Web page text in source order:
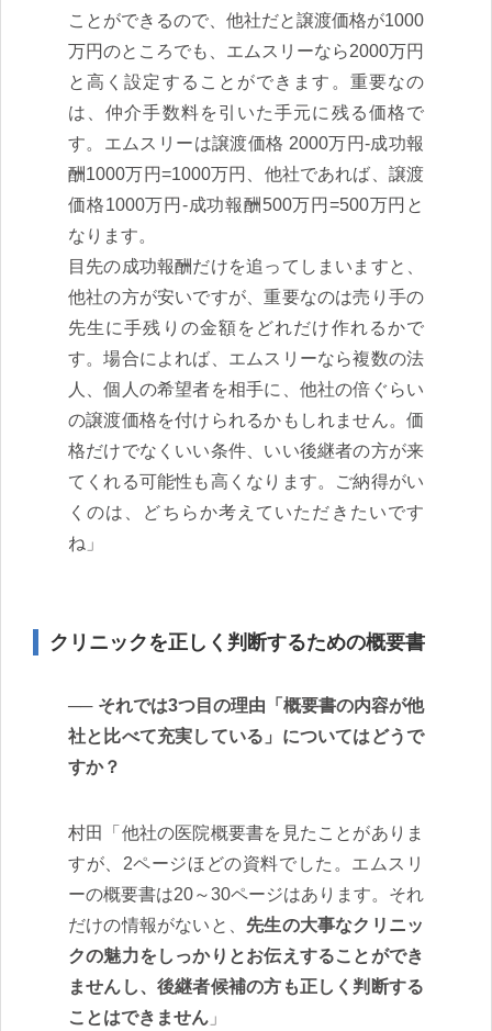
ことができるので、他社だと譲渡価格が1000
万円のところでも、エムスリーなら2000万円
と高く設定することができます。重要なの
は、仲介手数料を引いた手元に残る価格で
す。エムスリーは譲渡価格 2000万円-成功報
酬1000万円=1000万円、他社であれば、譲渡
価格1000万円-成功報酬500万円=500万円と
なります。
目先の成功報酬だけを追ってしまいますと、
他社の方が安いですが、重要なのは売り手の
先生に手残りの金額をどれだけ作れるかで
す。場合によれば、エムスリーなら複数の法
人、個人の希望者を相手に、他社の倍ぐらい
の譲渡価格を付けられるかもしれません。価
格だけでなくいい条件、いい後継者の方が来
てくれる可能性も高くなります。ご納得がい
くのは、どちらか考えていただきたいです
ね」
クリニックを正しく判断するための概要書
それでは3つ目の理由「概要書の内容が他
社と比べて充実している」についてはどうで
すか？
村田「他社の医院概要書を見たことがありま
すが、2ページほどの資料でした。エムスリ
ーの概要書は20～30ページはあります。それ
だけの情報がないと、 先生の大事なクリニッ
クの魅力をしっかりとお伝えすることができ
ませんし、後継者候補の方も正しく判断する
ことはできません 」